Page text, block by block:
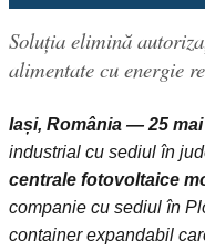
Soluția elimină
alimentate cu energie
Iași, România — 25 mai
industrial cu sediul în
centrale fotovoltaice
companie cu sediul în
container expandabil